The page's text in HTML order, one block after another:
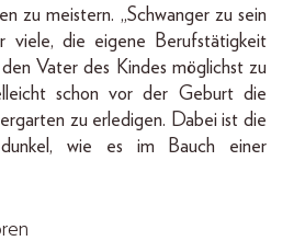
zu meistern. „Schwanger zu sein
viele, die eigene Berufstätigkeit
Vater des Kindes möglichst zu
schon vor der Geburt die
zu erledigen. Dabei ist die
wie es im Bauch einer